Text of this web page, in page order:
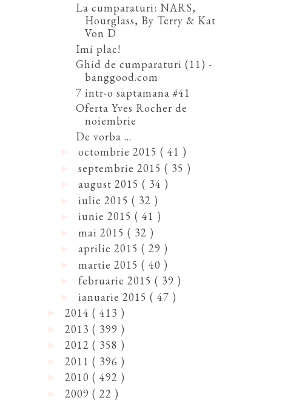
La cumparaturi: NARS,
Hourglass, By Terry & Kat
Von D
Imi plac!
Ghid de cumparaturi (11) -
banggood.com
7 intr-o saptamana #41
Oferta Yves Rocher de
noiembrie
De vorba ...
octombrie 2015 ( 41 )
septembrie 2015 ( 35 )
august 2015 ( 34 )
iulie 2015 ( 32 )
iunie 2015 ( 41 )
mai 2015 ( 32 )
aprilie 2015 ( 29 )
martie 2015 ( 40 )
februarie 2015 ( 39 )
ianuarie 2015 ( 47 )
2014 ( 413 )
2013 ( 399 )
2012 ( 358 )
2011 ( 396 )
2010 ( 492 )
2009 ( 22 )